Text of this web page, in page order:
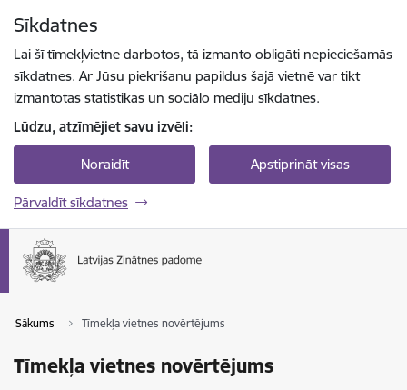
Sīkdatnes
Lai šī tīmekļvietne darbotos, tā izmanto obligāti nepieciešamās
sīkdatnes. Ar Jūsu piekrišanu papildus šajā vietnē var tikt
izmantotas statistikas un sociālo mediju sīkdatnes.
Lūdzu, atzīmējiet savu izvēli:
Noraidīt Apstiprināt visas
Pārvaldīt sīkdatnes
Sākums Tīmekļa vietnes novērtējums
Tīmekļa vietnes novērtējums